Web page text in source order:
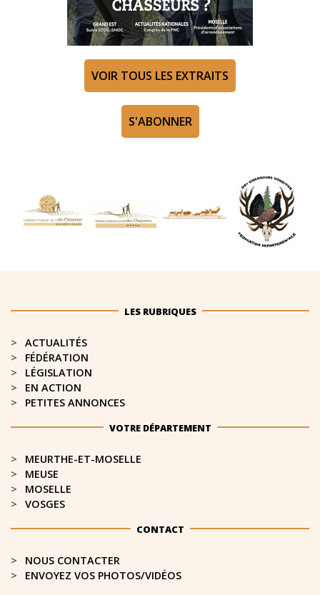
VOIR TOUS LES EXTRAITS
S'ABONNER
LES RUBRIQUES
ACTUALITÉS
FÉDÉRATION
LÉGISLATION
EN ACTION
PETITES ANNONCES
VOTRE DÉPARTEMENT
MEURTHE-ET-MOSELLE​
MEUSE
MOSELLE
VOSGES
CONTACT
NOUS CONTACTER
ENVOYEZ VOS PHOTOS/VIDÉOS